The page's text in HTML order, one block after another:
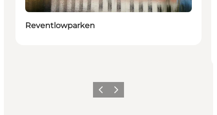
Reventlowparken
ForrigeNæste